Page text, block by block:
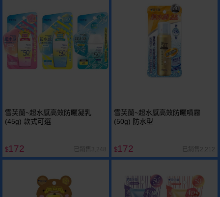
雪芙蘭~超水感高效防曬凝乳
(45g) 款式可選
$172 已銷售3,248
雪芙蘭~超水感高效防曬噴霧
(50g) 防水型
$172 已銷售2,212